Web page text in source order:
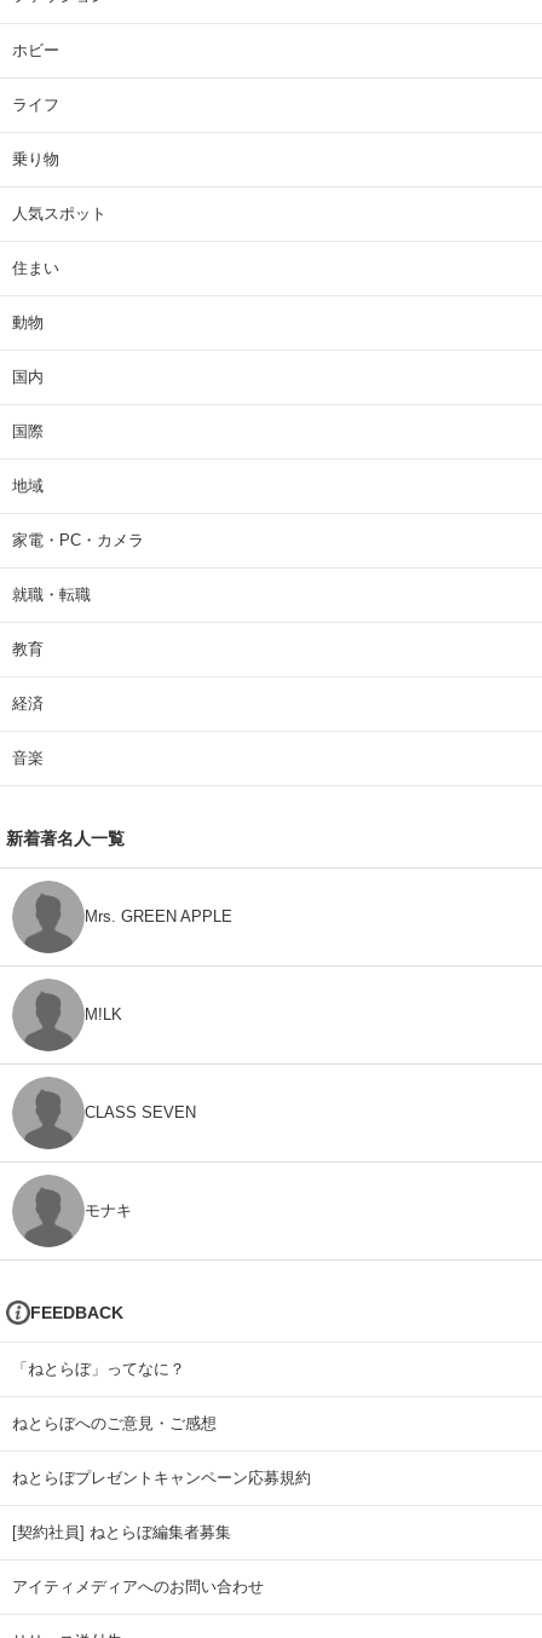
ホビー
ライフ
乗り物
人気スポット
住まい
動物
国内
国際
地域
家電・PC・カメラ
就職・転職
教育
経済
音楽
新着著名人一覧
Mrs. GREEN APPLE
M!LK
CLASS SEVEN
モナキ
FEEDBACK
「ねとらぼ」ってなに？
ねとらぼへのご意見・ご感想
ねとらぼプレゼントキャンペーン応募規約
[契約社員] ねとらぼ編集者募集
アイティメディアへのお問い合わせ